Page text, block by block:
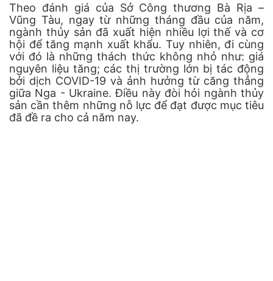
Theo đánh giá của Sở Công thương Bà Rịa –
Vũng Tàu, ngay từ những tháng đầu của năm,
ngành thủy sản đã xuất hiện nhiều lợi thế và cơ
hội để tăng mạnh xuất khẩu. Tuy nhiên, đi cùng
với đó là những thách thức không nhỏ như: giá
nguyên liệu tăng; các thị trường lớn bị tác động
bởi dịch COVID-19 và ảnh hưởng từ căng thẳng
giữa Nga - Ukraine. Điều này đòi hỏi ngành thủy
sản cần thêm những nỗ lực để đạt được mục tiêu
đã đề ra cho cả năm nay.